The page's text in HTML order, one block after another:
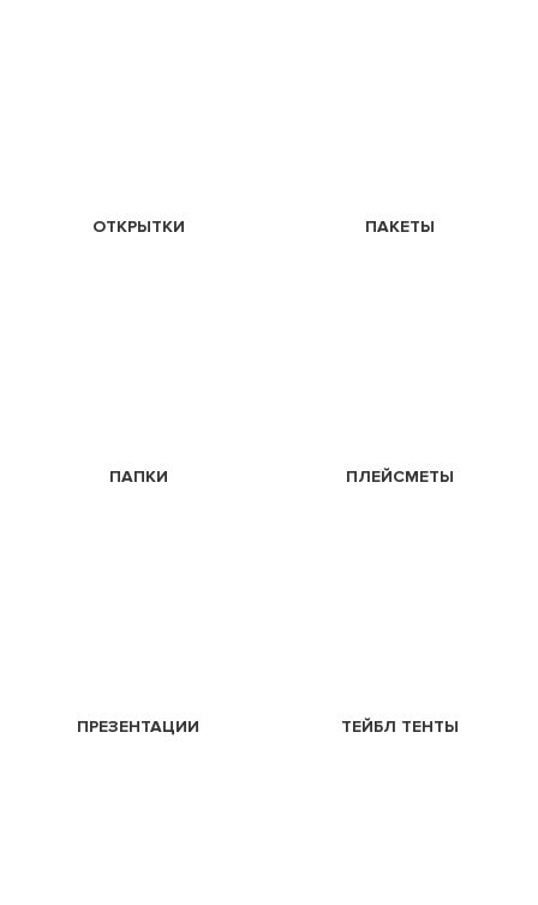
ОТКРЫТКИ ПАКЕТЫ
ПАПКИ ПЛЕЙСМЕТЫ
ПРЕЗЕНТАЦИИ ТЕЙБЛ ТЕНТЫ